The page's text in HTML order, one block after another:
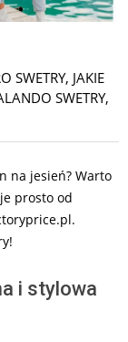
SWETRY, JAKIE
SWETRY,
na jesień? Warto
prosto od
i stylowa